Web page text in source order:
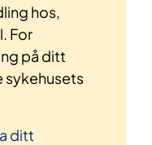
hos,
For
på ditt
sykehusets
ditt